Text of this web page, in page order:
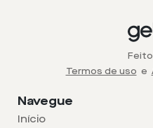
Termos de uso e
Navegue
Início